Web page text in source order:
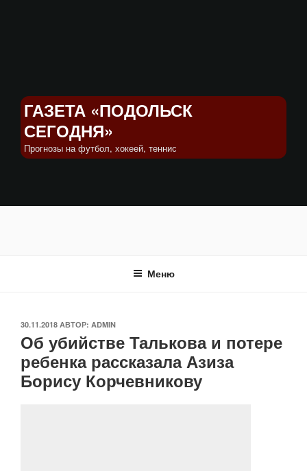
ГАЗЕТА «ПОДОЛЬСК
СЕГОДНЯ»
Прогнозы на футбол, хокеей, теннис
Меню
ОПУБЛИКОВАНО
30.11.2018 АВТОР: ADMIN
Об убийстве Талькова и потере
ребенка рассказала Азиза
Борису Корчевникову